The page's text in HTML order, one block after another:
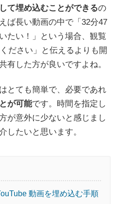
て埋め込むことができるの
ば長い動画の中で「32分47
たい！」という場合、観覧
ださい」と伝えるよりも開
有した方が良いですよね。
とても簡単で、必要であれ
が可能です。時間を指定し
が意外に少ないと感じまし
したいと思います。
動画を埋め込む手順